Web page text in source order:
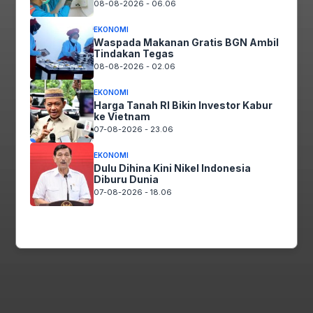
Suka Memuat…
Terkait
TAGS Sejumlah Oknum Kades di Pemalang Terancam Dibui
08-08-2026 - 06.06
EKONOMI
Waspada Makanan Gratis BGN Ambil
Tindakan Tegas
08-08-2026 - 02.06
EKONOMI
Harga Tanah RI Bikin Investor Kabur
ke Vietnam
07-08-2026 - 23.06
EKONOMI
Dulu Dihina Kini Nikel Indonesia
Diburu Dunia
07-08-2026 - 18.06